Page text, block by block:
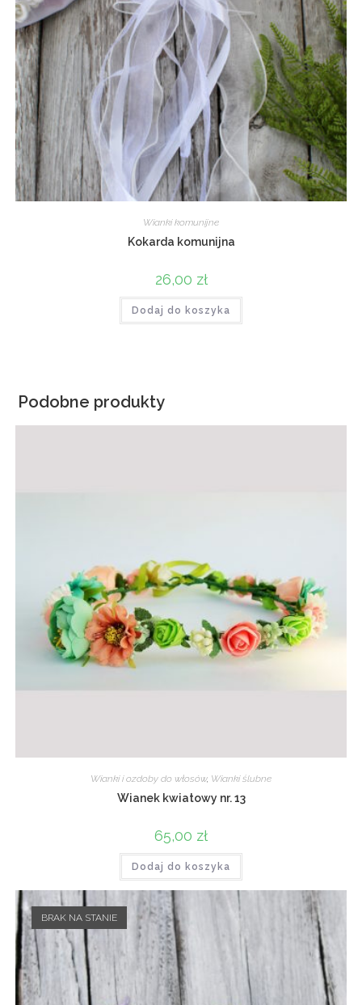
Wianki komunijne
Kokarda komunijna
26,00 zł
Dodaj do koszyka
Podobne produkty
Wianki i ozdoby do włosów, Wianki ślubne
Wianek kwiatowy nr. 13
65,00 zł
Dodaj do koszyka
BRAK NA STANIE